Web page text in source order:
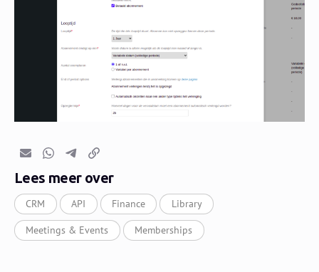
E-mailWhatsapp
TelegramKopieer link
Lees meer over
CRM API Finance Library
Meetings & Events Memberships